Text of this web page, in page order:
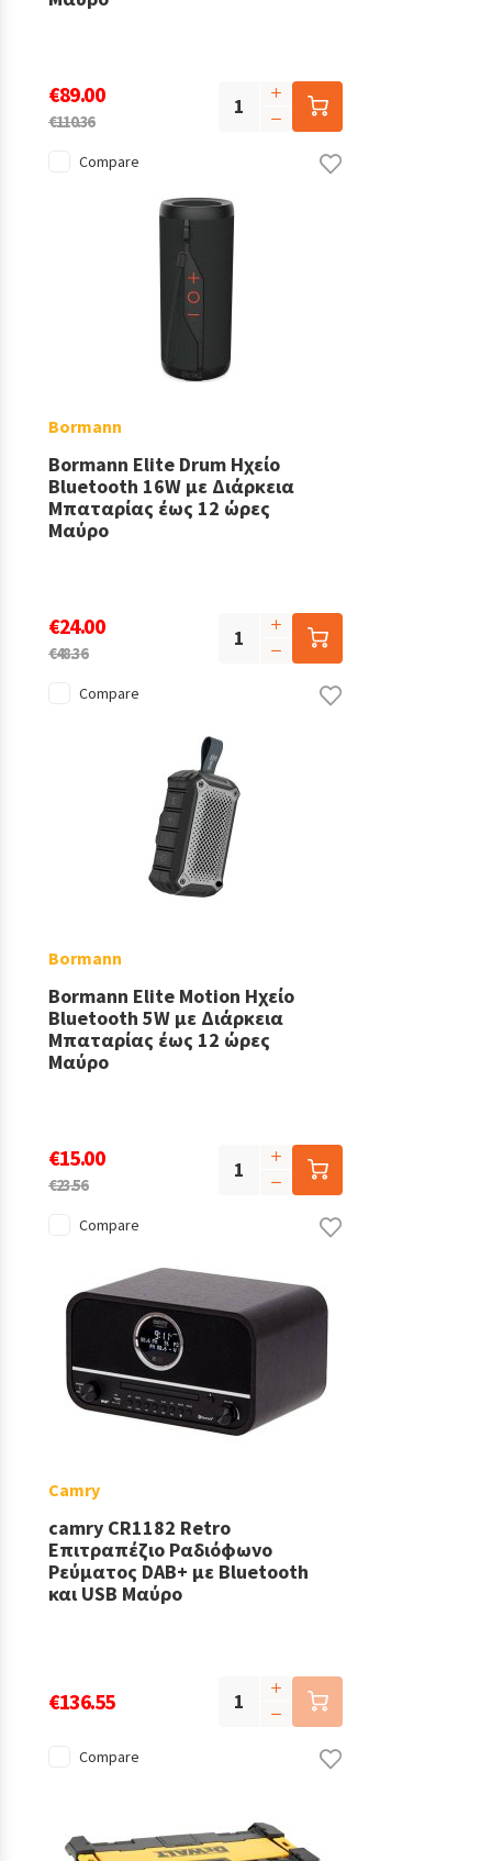
€89.00
€110.36
Compare
Bormann
Bormann Elite Drum Ηχείο
Bluetooth 16W με Διάρκεια
Μπαταρίας έως 12 ώρες
Μαύρο
€24.00
€48.36
Compare
Bormann
Bormann Elite Motion Ηχείο
Bluetooth 5W με Διάρκεια
Μπαταρίας έως 12 ώρες
Μαύρο
€15.00
€23.56
Compare
Camry
camry CR1182 Retro
Επιτραπέζιο Ραδιόφωνο
Ρεύματος DAB+ με Bluetooth
και USB Μαύρο
€136.55
Compare